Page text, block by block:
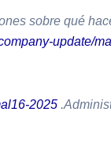
sobre qué
update/
2025